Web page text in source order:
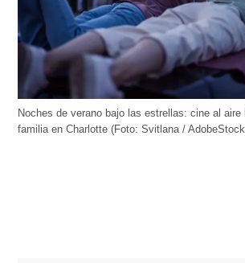
Noches de verano bajo las estrellas: cine al aire
familia en Charlotte (Foto: Svitlana /